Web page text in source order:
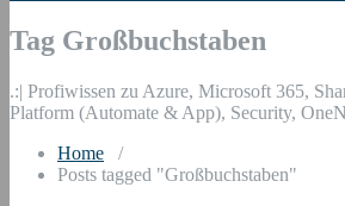
Tag Großbuchstaben
.:| Profiwissen zu Azure, Microsoft 365,
Platform (Automate & App), Security,
Home /
Posts tagged "Großbuchstaben"